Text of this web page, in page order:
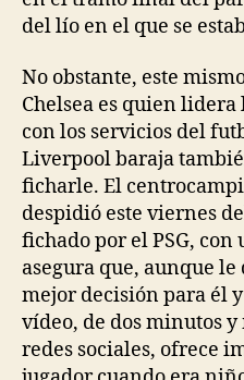
del lío en el que se
No obstante, este
Chelsea es quien
con los servicios del
Liverpool baraja
ficharle. El
despidió este viernes
fichado por el PSG, con
asegura que, aunque
mejor decisión para él
vídeo, de dos minutos
redes sociales, ofrece